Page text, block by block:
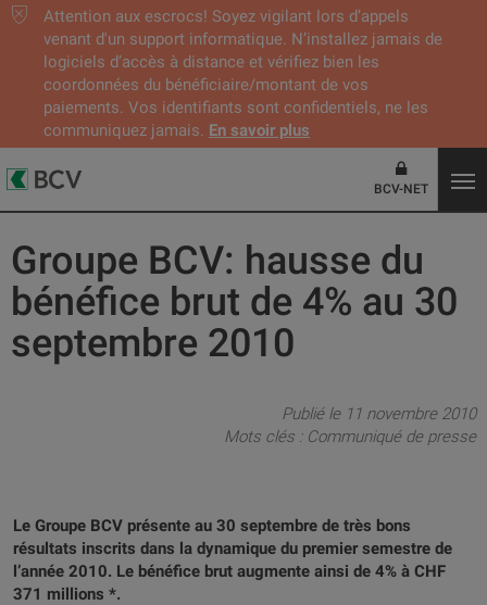
Attention aux escrocs! Soyez vigilant lors d’appels
venant d'un support informatique. N’installez jamais de
logiciels d’accès à distance et vérifiez bien les
coordonnées du bénéficiaire/montant de vos
paiements. Vos identifiants sont confidentiels, ne les
communiquez jamais. En savoir plus
BCV-NET
Groupe BCV: hausse du
bénéfice brut de 4% au 30
septembre 2010
Publié le 11 novembre 2010
Mots clés : Communiqué de presse
Le Groupe BCV présente au 30 septembre de très bons
résultats inscrits dans la dynamique du premier semestre de
l’année 2010. Le bénéfice brut augmente ainsi de 4% à CHF
371 millions *.